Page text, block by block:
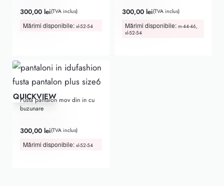
300,00 lei(TVA inclus)
Mărimi disponibile: xl-52-54
300,00 lei(TVA inclus)
Mărimi disponibile: m-44-46,
xl-52-54
QUICKVIEW
Fusta pantalon mov din in cu
buzunare
Evaluat la 5.00din 5
300,00 lei(TVA inclus)
Mărimi disponibile: xl-52-54